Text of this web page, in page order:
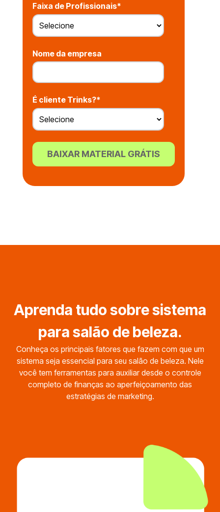
Faixa de Profissionais*
Nome da empresa
É cliente Trinks?*
Aprenda tudo sobre sistema
para salão de beleza.
Conheça os principais fatores que fazem com que um
sistema seja essencial para seu salão de beleza. Nele
você tem ferramentas para auxiliar desde o controle
completo de finanças ao aperfeiçoamento das
estratégias de marketing.